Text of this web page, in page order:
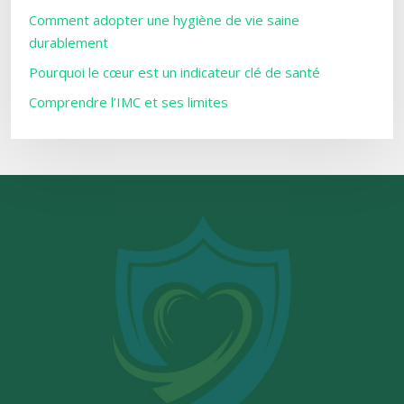
Comment adopter une hygiène de vie saine
durablement
Pourquoi le cœur est un indicateur clé de santé
Comprendre l’IMC et ses limites